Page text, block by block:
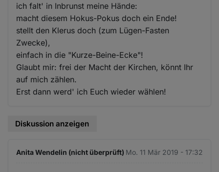
ich falt' in Inbrunst meine Hände:
macht diesem Hokus-Pokus doch ein Ende!
stellt den Klerus doch (zum Lügen-Fasten
Zwecke),
einfach in die "Kurze-Beine-Ecke"!
Glaubt mir: frei der Macht der Kirchen, könnt Ihr
auf mich zählen.
Erst dann werd' ich Euch wieder wählen!
Diskussion anzeigen
Anita Wendelin (nicht überprüft) Mo. 11 Mär 2019 - 17:32